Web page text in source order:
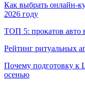
Как выбрать онлайн-
2026 году
ТОП 5: прокатов авто
Рейтинг ритуальных
Почему подготовку к
осенью